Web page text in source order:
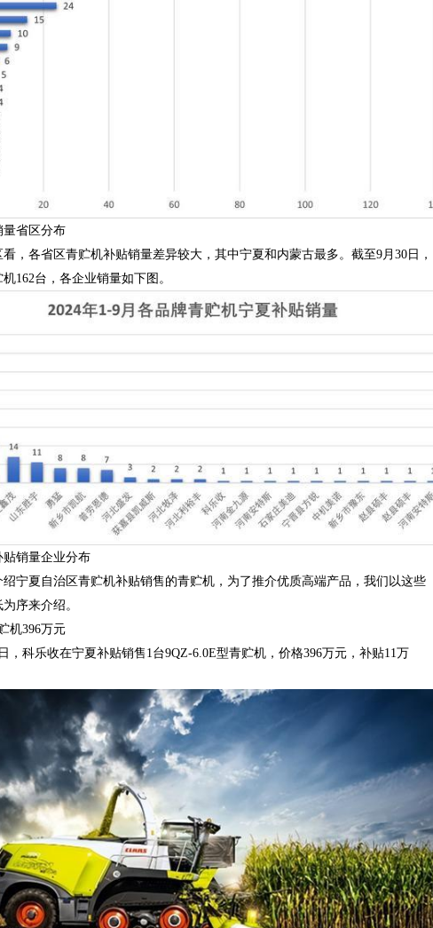
量省区分布
看，各省区青贮机补贴销量差异较大，其中宁夏和内蒙古最多。截至9月30日，
162台，各企业销量如下图。
销量企业分布
宁夏自治区青贮机补贴销售的青贮机，为了推介优质高端产品，我们以这些
序来介绍。
机396万元
，科乐收在宁夏补贴销售1台9QZ-6.0E型青贮机，价格396万元，补贴11万